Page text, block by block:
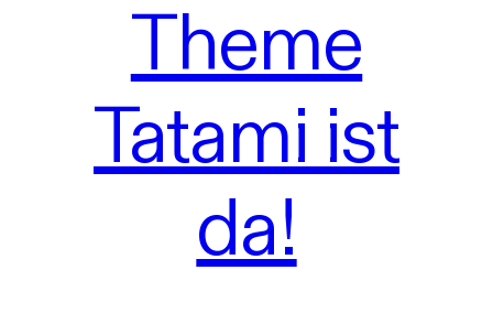
Theme
Tatami ist
da!